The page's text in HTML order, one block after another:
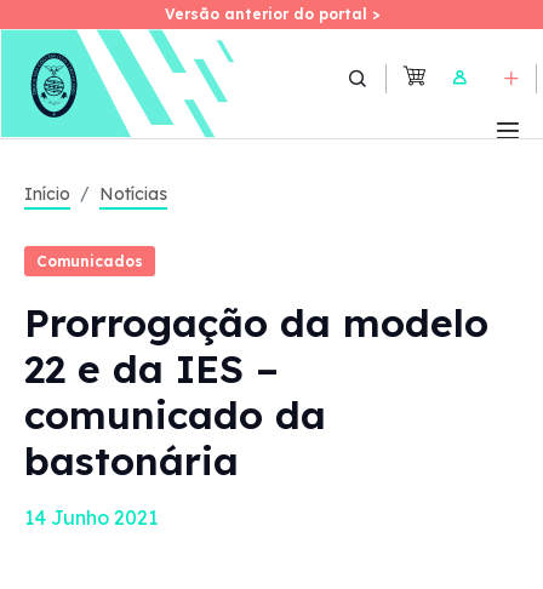
Skip
Versão anterior do portal >
Versão anterior do portal >
User
Início Notícias
Comunicados
Prorrogação da modelo
22 e da IES –
comunicado da
bastonária
14 Junho 2021